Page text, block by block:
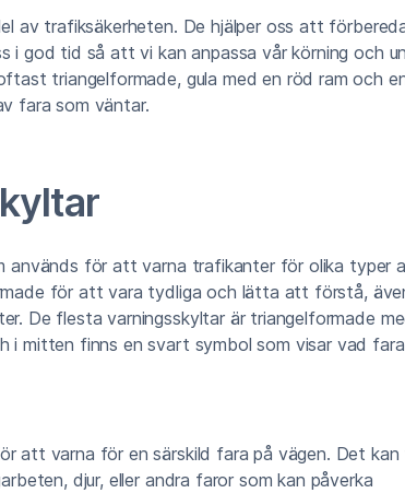
av trafiksäkerheten. De hjälper oss att
i god tid så att vi kan anpassa vår körning och
triangelformade, gula med en röd ram och
fara som väntar.
används för att varna trafikanter för olika typer
för att vara tydliga och lätta att förstå,
De flesta varningsskyltar är triangelformade
i mitten finns en svart symbol som visar vad
att varna för en särskild fara på vägen. Det kan
djur, eller andra faror som kan påverka